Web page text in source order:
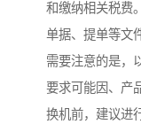
和缴纳相关税费
单据、提单等文
需要注意的是，
要求可能因、产
换机前，建议进